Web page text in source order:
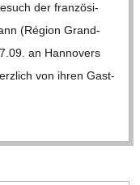
der fran­zö­si­
(Région Grand-
an Han­no­vers
von ihren Gast­